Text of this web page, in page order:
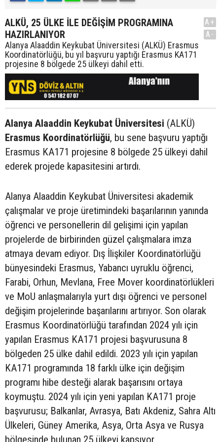
ALKÜ, 25 ÜLKE İLE DEĞİŞİM PROGRAMINA
HAZIRLANIYOR
Alanya Alaaddin Keykubat Üniversitesi (ALKÜ) Erasmus
Koordinatörlüğü, bu yıl başvuru yaptığı Erasmus KA171
projesine 8 bölgede 25 ülkeyi dahil etti.
A+
A-
Alanya Alaaddin Keykubat Üniversitesi (ALKÜ)
Erasmus Koordinatörlüğü, bu sene başvuru yaptığı
Erasmus KA171 projesine 8 bölgede 25 ülkeyi dahil
ederek projede kapasitesini artırdı.
Alanya Alaaddin Keykubat Üniversitesi akademik
çalışmalar ve proje üretimindeki başarılarının yanında
öğrenci ve personellerin dil gelişimi için yapılan
projelerde de birbirinden güzel çalışmalara imza
atmaya devam ediyor. Dış İlişkiler Koordinatörlüğü
bünyesindeki Erasmus, Yabancı uyruklu öğrenci,
Farabi, Orhun, Mevlana, Free Mover koordinatörlükleri
ve MoU anlaşmalarıyla yurt dışı öğrenci ve personel
değişim projelerinde başarılarını artırıyor. Son olarak
Erasmus Koordinatörlüğü tarafından 2024 yılı için
yapılan Erasmus KA171 projesi başvurusuna 8
bölgeden 25 ülke dahil edildi. 2023 yılı için yapılan
KA171 programında 18 farklı ülke için değişim
programı hibe desteği alarak başarısını ortaya
koymuştu. 2024 yılı için yeni yapılan KA171 proje
başvurusu; Balkanlar, Avrasya, Batı Akdeniz, Sahra Altı
Ülkeleri, Güney Amerika, Asya, Orta Asya ve Rusya
bölgesinde bulunan 25 ülkeyi kapsıyor.